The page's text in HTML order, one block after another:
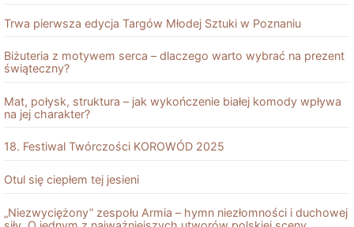
Trwa pierwsza edycja Targów Młodej Sztuki w Poznaniu
Biżuteria z motywem serca – dlaczego warto wybrać na prezent
świąteczny?
Mat, połysk, struktura – jak wykończenie białej komody wpływa
na jej charakter?
18. Festiwal Twórczości KOROWÓD 2025
Otul się ciepłem tej jesieni
„Niezwyciężony” zespołu Armia – hymn niezłomności i duchowej